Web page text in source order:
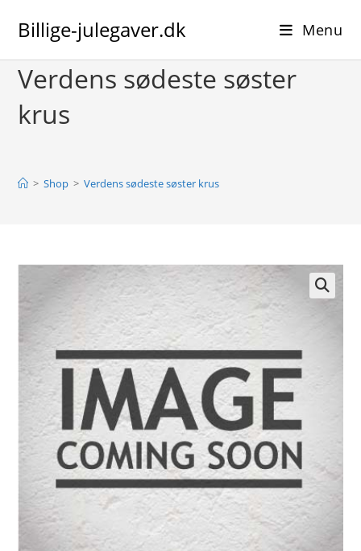
Billige-julegaver.dk Menu
Verdens sødeste søster
krus
> Shop > Verdens sødeste søster krus